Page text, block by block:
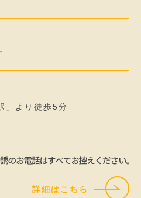
」より徒歩5分
詳細はこちら